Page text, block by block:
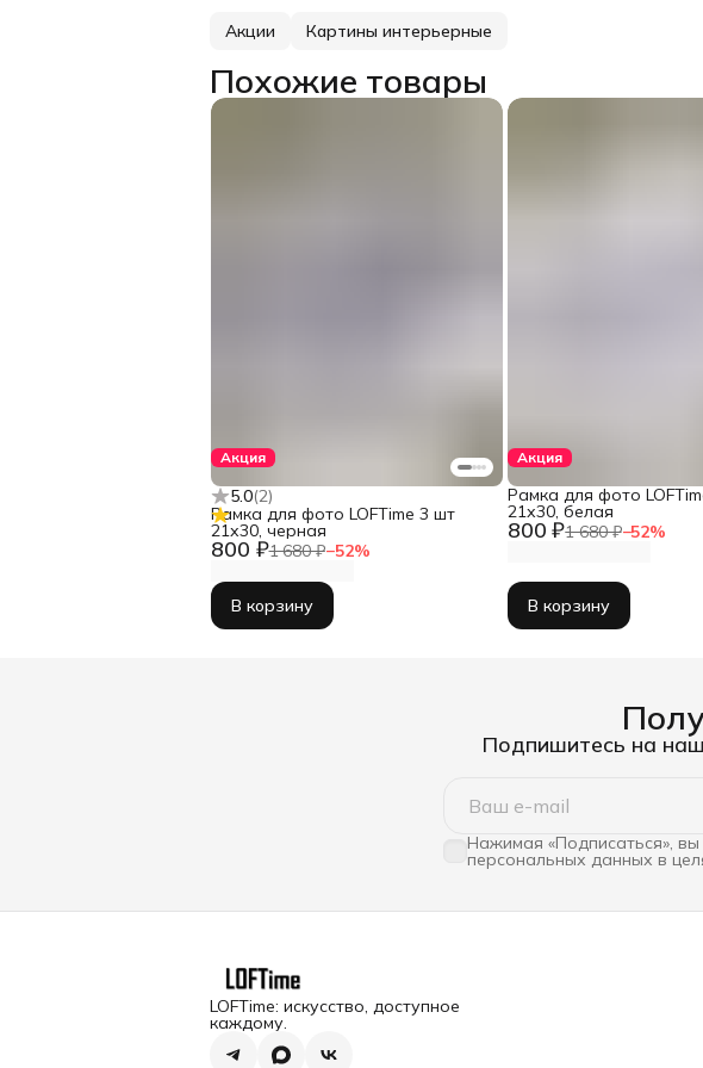
Акции Картины интерьерные
Похожие товары
Акция
5.0(2)
800 ₽1 680 ₽−52%
Рамка для фото LOFTime 3 шт
21х30, черная
В корзину
Акция
800 ₽1 680 ₽−52%
Рамка для фото
21х30, белая
В корзину
Подпишитесь на
Нажимая «Подписаться»,
персональных данных в
LOFTime: искусство, доступное
каждому.